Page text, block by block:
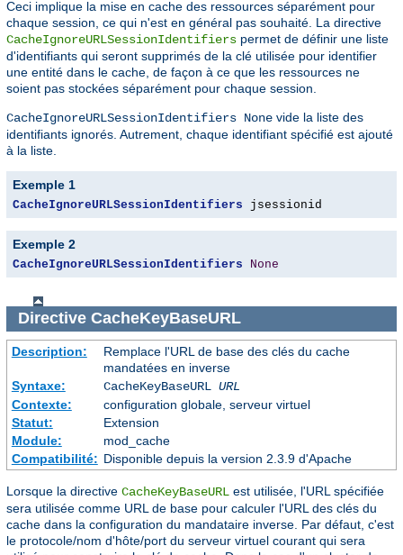
Ceci implique la mise en cache des ressources séparément pour
chaque session, ce qui n'est en général pas souhaité. La directive
CacheIgnoreURLSessionIdentifiers permet de définir une liste
d'identifiants qui seront supprimés de la clé utilisée pour identifier
une entité dans le cache, de façon à ce que les ressources ne
soient pas stockées séparément pour chaque session.
CacheIgnoreURLSessionIdentifiers None vide la liste des
identifiants ignorés. Autrement, chaque identifiant spécifié est ajouté
à la liste.
Exemple 1
CacheIgnoreURLSessionIdentifiers jsessionid
Exemple 2
CacheIgnoreURLSessionIdentifiers None
Directive CacheKeyBaseURL
Description:
Remplace l'URL de base des clés du cache
mandatées en inverse
Syntaxe:
CacheKeyBaseURL URL
Contexte:
configuration globale, serveur virtuel
Statut:
Extension
Module:
mod_cache
Compatibilité: Disponible depuis la version 2.3.9 d'Apache
Lorsque la directive CacheKeyBaseURL est utilisée, l'URL spécifiée
sera utilisée comme URL de base pour calculer l'URL des clés du
cache dans la configuration du mandataire inverse. Par défaut, c'est
le protocole/nom d'hôte/port du serveur virtuel courant qui sera